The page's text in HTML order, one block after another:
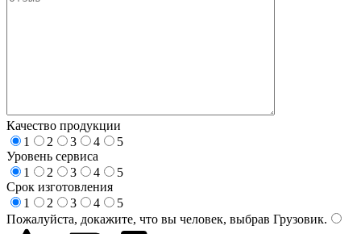
Качество продукции
1
2 3 4
5
Уровень сервиса
1
2 3 4
5
Срок изготовления
1
2 3 4
5
Пожалуйста, докажите, что вы человек, выбрав Грузовик.